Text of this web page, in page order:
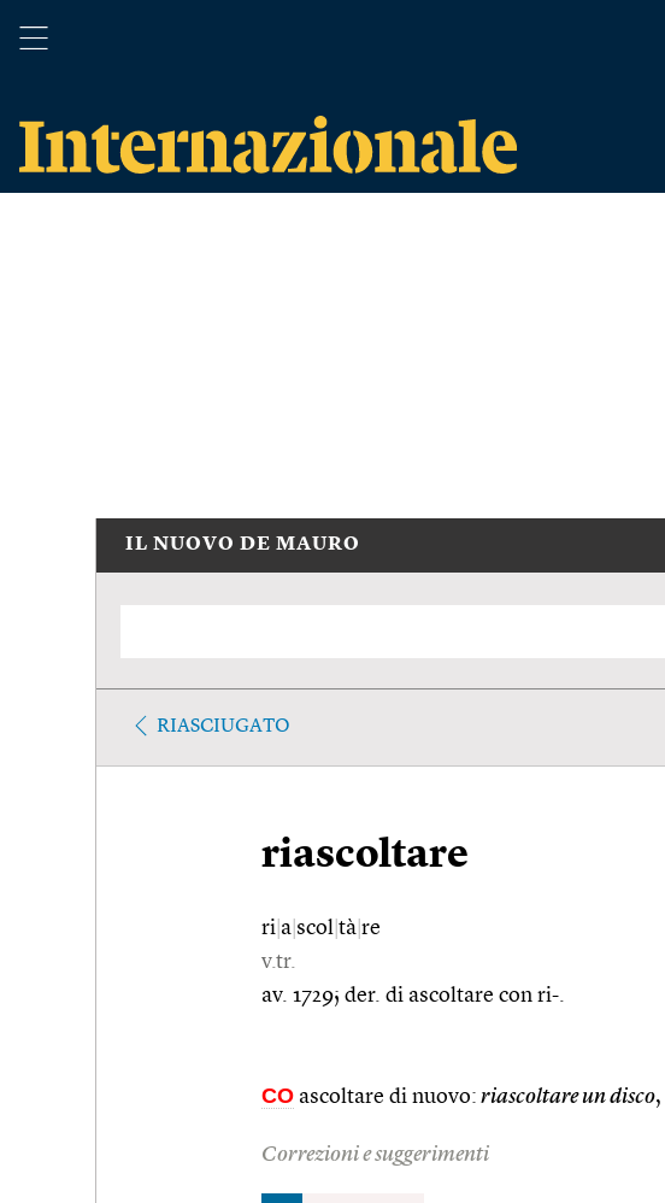
IL NUOVO DE MAURO
RIASCIUGATO
riascoltare
ri a scol tà re
v.tr.
av. 1729; der. di ascoltare con ri-.
CO ascoltare di nuovo: riascoltare un disco,
Correzioni e suggerimenti